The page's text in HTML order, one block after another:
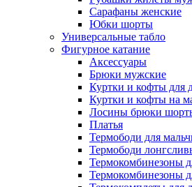
Сарафаны женские
Юбки шорты
Универсальные табло
Фигурное катание
Аксессуары
Брюки мужские
Куртки и кофты для
Куртки и кофты на
Лосины брюки
Платья
Термободи для
Термободи
Термокомбинезоны
Термокомбинезоны